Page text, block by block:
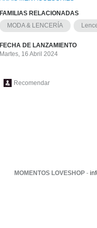
FAMILIAS RELACIONADAS
MODA & LENCERÍA
FECHA DE LANZAMIENTO
Martes, 16 Abril 2024
Recomendar
MOMENTOS LOVESHOP -